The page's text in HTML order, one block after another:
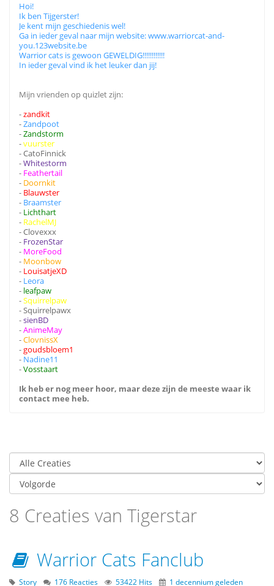
Hoi!
Ik ben Tijgerster!
Je kent mijn geschiedenis wel!
Ga in ieder geval naar mijn website: www.warriorcat-and-
you.123website.be
Warrior cats is gewoon GEWELDIG!!!!!!!!!!!!
In ieder geval vind ik het leuker dan jij!
Mijn vrienden op quizlet zijn:
-zandkit
-Zandpoot
-Zandstorm
-vuurster
-CatoFinnick
-Whitestorm
- Feathertail
- Doornkit
- Blauwster
- Braamster
- Lichthart
- RachelMJ
-Clovexxx
- FrozenStar
- MoreFood
- Moonbow
- LouisatjeXD
- Leora
- leafpaw
-Squirrelpaw
-Squirrelpawx
-sienBD
-AnimeMay
-ClovnissX
-goudsbloem1
- Nadine11
-Vosstaart
Ik heb er nog meer hoor, maar deze zijn de meeste waar ik
contact mee heb.
8 Creaties van Tigerstar
Warrior Cats Fanclub
Story 176 Reacties 53422 Hits 1 decennium geleden